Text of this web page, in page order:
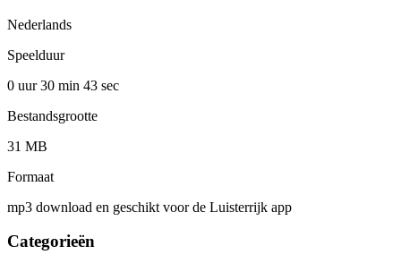
Nederlands
Speelduur
0 uur 30 min 43 sec
Bestandsgrootte
31 MB
Formaat
mp3 download en geschikt voor de Luisterrijk app
Categorieën